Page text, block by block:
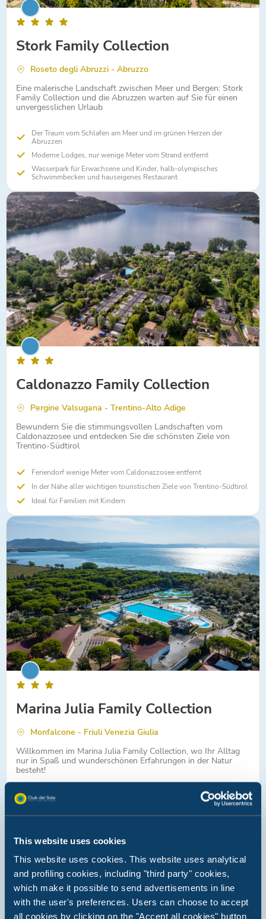
This website uses cookies
This website uses cookies. This website uses analytical
and profiling cookies, including "third party" cookies,
which make it possible to send advertisements in line
with the user's preferences. Users can choose to accept
all cookies by clicking on the "Accept all cookies" button
Stork Family Collection
Roseto degli Abruzzi - Abruzzo
Eine malerische Landschaft zwischen Meer und Bergen: Stork
Family Collection und die Abruzzen warten auf Sie für einen
unvergesslichen Urlaub
Der Traum vom Schlafen am Meer und im grünen Herzen der
Abruzzen
Moderne Lodges, nur wenige Meter vom Strand entfernt
Wasserpark für Erwachsene und Kinder, halb-olympisches
Schwimmbecken und hauseigenes Restaurant
Caldonazzo Family Collection
Pergine Valsugana - Trentino-Alto Adige
Bewundern Sie die stimmungsvollen Landschaften vom
Caldonazzosee und entdecken Sie die schönsten Ziele von
Trentino-Südtirol
Feriendorf wenige Meter vom Caldonazzosee entfernt
In der Nähe aller wichtigen touristischen Ziele von Trentino-Südtirol
Ideal für Familien mit Kindern
Marina Julia Family Collection
Monfalcone - Friuli Venezia Giulia
Willkommen im Marina Julia Family Collection, wo Ihr Alltag
nur in Spaß und wunderschönen Erfahrungen in der Natur
besteht!
Ein Wasserpark mit spektakulären Sprungbrettern, einem
olympischen Becken und lustigen Rutschen
Weniger als eine Stunde von Kunststädten wie Trieste entfernt